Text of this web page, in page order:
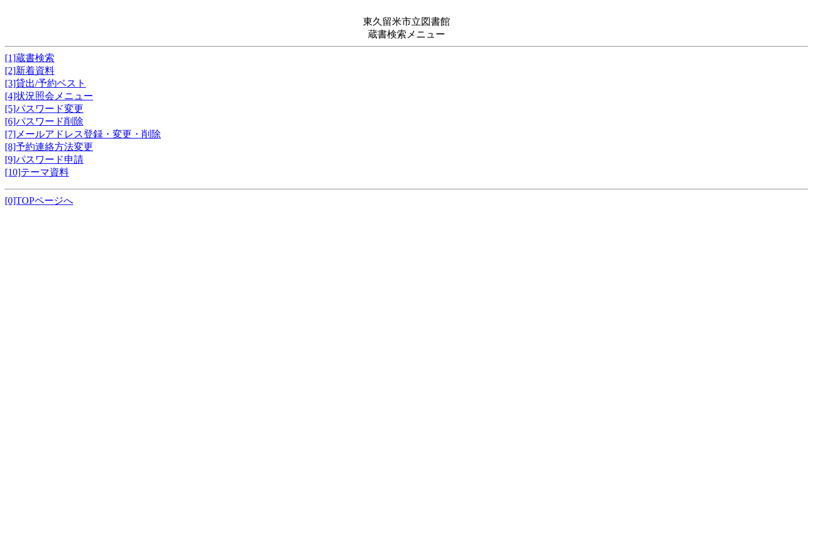
東久留米市立図書館
蔵書検索メニュー
[1]蔵書検索
[2]新着資料
[3]貸出/予約ベスト
[4]状況照会メニュー
[5]パスワード変更
[6]パスワード削除
[7]メールアドレス登録・変更・削除
[8]予約連絡方法変更
[9]パスワード申請
[10]テーマ資料
[0]TOPページへ